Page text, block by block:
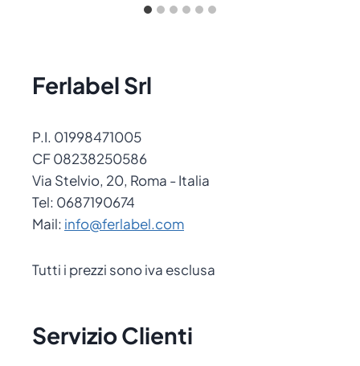
Ferlabel Srl
P.I. 01998471005
CF 08238250586
Via Stelvio, 20, Roma - Italia
Tel: 0687190674
Mail: info@ferlabel.com
Tutti i prezzi sono iva esclusa
Servizio Clienti